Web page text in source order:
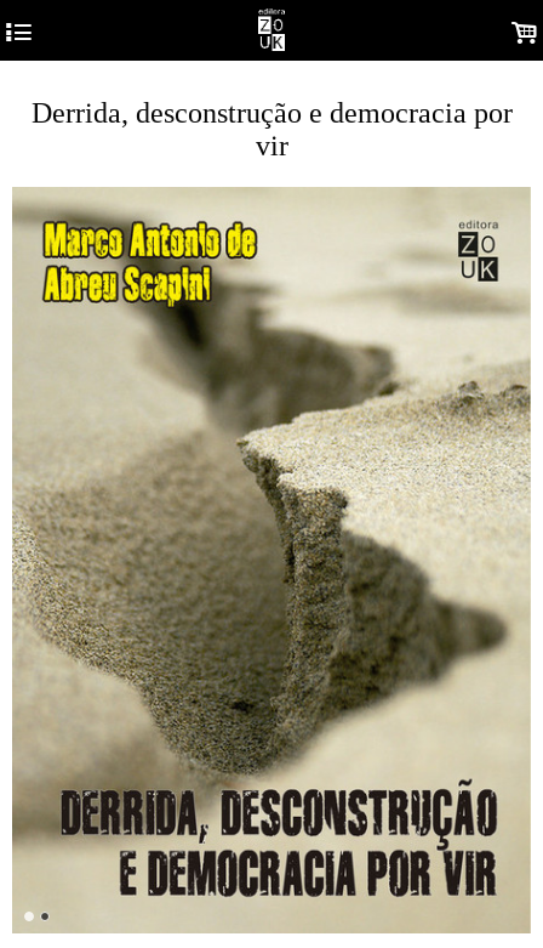
4 .
Derrida, desconstrução e democracia por
vir